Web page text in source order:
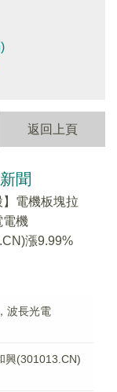
返回上頁
聞
】電機板塊拉
電機
漲9.99%
波長光電
興(301013.CN)